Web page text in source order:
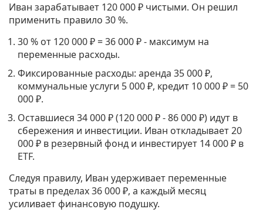
Иван зарабатывает 120 000 ₽ чистыми. Он решил
применить правило 30 %.
30 % от 120 000 ₽ = 36 000 ₽ - максимум на
переменные расходы.
Фиксированные расходы: аренда 35 000 ₽,
коммунальные услуги 5 000 ₽, кредит 10 000 ₽ = 50
000 ₽.
Оставшиеся 34 000 ₽ (120 000 ₽ - 86 000 ₽) идут в
сбережения и инвестиции. Иван откладывает 20
000 ₽ в резервный фонд и инвестирует 14 000 ₽ в
ETF.
Следуя правилу, Иван удерживает переменные
траты в пределах 36 000 ₽, а каждый месяц
усиливает финансовую подушку.